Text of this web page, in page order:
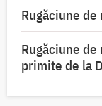
Rugăciune
Rugăciune
primite de la